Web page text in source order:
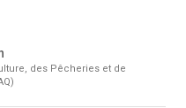
des Pêcheries et de